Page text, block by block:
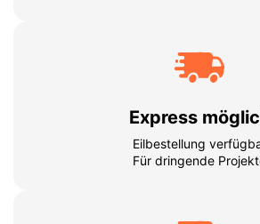
Express
Eilbestellung
Für dringende